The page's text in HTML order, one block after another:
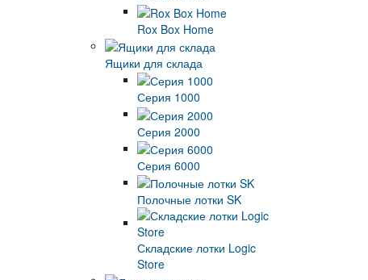
Rox Box Home
Ящики для склада
Серия 1000
Серия 2000
Серия 6000
Полочные лотки SK
Складские лотки Logic
Store